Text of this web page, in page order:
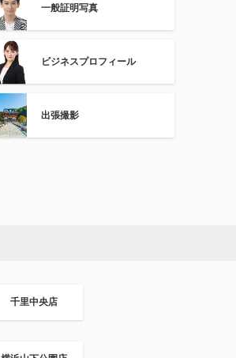
一般証明写真
ビジネスプロフィール
出張撮影
千里中央店